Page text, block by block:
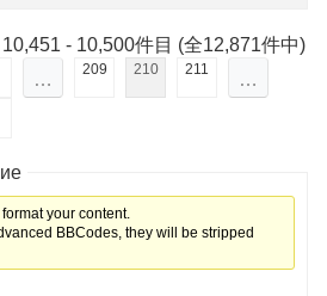
- 10,500件目 (全12,871件中)
… 209 210 211 …
your content.
BBCodes, they will be stripped